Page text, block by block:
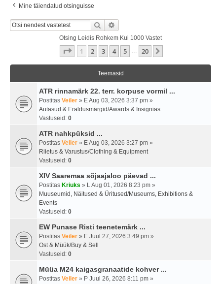
Mine täiendatud otsinguisse
Otsi
Otsing Leidis Rohkem Kui 1000 Vastet
1 . Leht20 -st
1 2 3 4 5 … 20
Teemasid
ATR rinnamärk 22. terr. korpuse vormil ...
Postitas Veiler » E Aug 03, 2026 3:37 pm »
Autasud & Eraldusmärgid/Awards & Insignias
Vastuseid: 0
ATR nahkpüksid ...
Postitas Veiler » E Aug 03, 2026 3:27 pm »
Riietus & Varustus/Clothing & Equipment
Vastuseid: 0
XIV Saaremaa sõjaajaloo päevad ...
Postitas Kriuks » L Aug 01, 2026 8:23 pm »
Muuseumid, Näitused & Üritused/Museums, Exhibitions &
Events
Vastuseid: 0
EW Punase Risti teenetemärk ...
Postitas Veiler » E Juul 27, 2026 3:49 pm »
Ost & Müük/Buy & Sell
Vastuseid: 0
Müüa M24 kaigasgranaatide kohver ...
Postitas Veiler » P Juul 26, 2026 8:11 pm »